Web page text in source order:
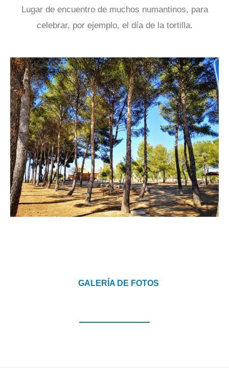
Lugar de encuentro de muchos numantinos, para
celebrar, por ejemplo, el día de la tortilla.
GALERÍA DE FOTOS